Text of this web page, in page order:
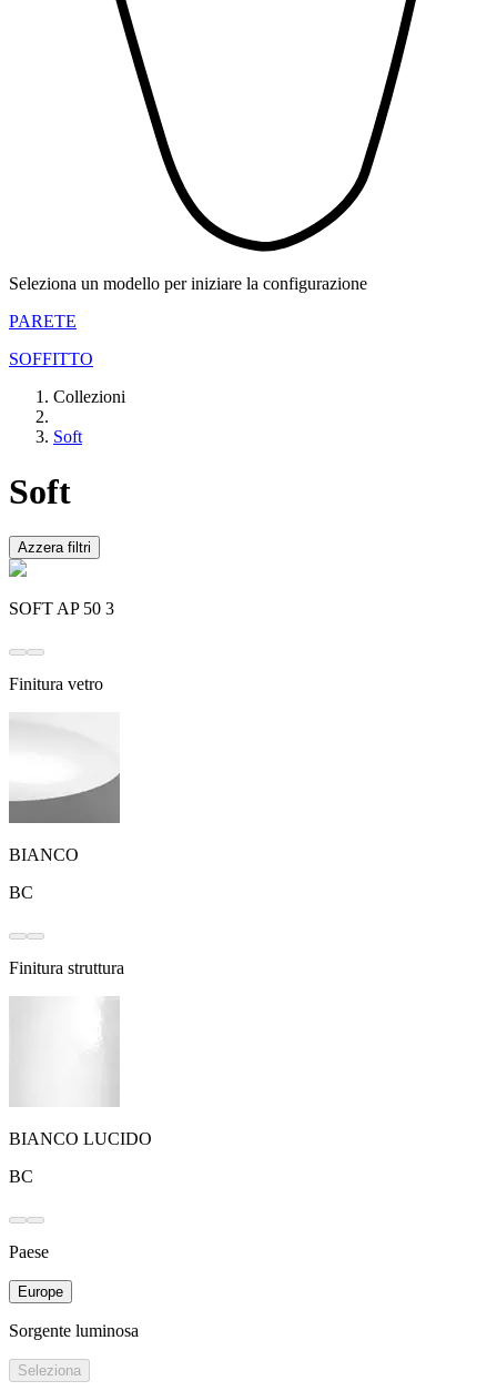
Seleziona un modello per iniziare la configurazione
PARETE
SOFFITTO
Collezioni
Soft
Soft
Azzera filtri
SOFT AP 50 3
Finitura vetro
BIANCO
BC
Finitura struttura
BIANCO LUCIDO
BC
Paese
Europe
Sorgente luminosa
Seleziona